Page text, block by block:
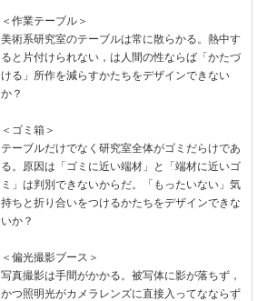
＜作業テーブル＞
美術系研究室のテーブルは常に散らかる。熱中す
ると片付けられない，は人間の性ならば「かたづ
ける」所作を減らすかたちをデザインできない
か？
＜ゴミ箱＞
テーブルだけでなく研究室全体がゴミだらけであ
る。原因は「ゴミに近い端材」と「端材に近いゴ
ミ」は判別できないからだ。「もったいない」気
持ちと折り合いをつけるかたちをデザインできな
いか？
＜偏光撮影ブース＞
写真撮影は手間がかかる。被写体に影が落ちず，
かつ照明光がカメラレンズに直接入ってなならず